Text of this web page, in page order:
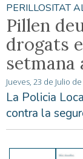
PERILLOSITAT
Pillen
drogats
setmana
Jueves, 23 de Julio
La Policia
contra la